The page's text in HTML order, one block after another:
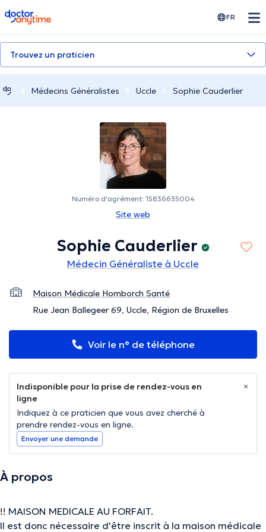
doctoranytime FR
Trouvez un praticien
Médecins Généralistes Uccle Sophie Cauderlier
Numéro d'agrément: 15836635004
Site web
Sophie Cauderlier
Médecin Généraliste à Uccle
Maison Médicale Homborch Santé
Rue Jean Ballegeer 69, Uccle, Région de Bruxelles
Voir le n° de téléphone
Indisponible pour la prise de rendez-vous en
ligne
Indiquez à ce praticien que vous avez cherché à
prendre rendez-vous en ligne.
Envoyer une demande
À propos
!! MAISON MEDICALE AU FORFAIT.
Il est donc nécessaire d'être inscrit à la maison médicale